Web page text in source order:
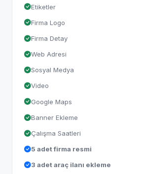
Etiketler
Firma Logo
Firma Detay
Web Adresi
Sosyal Medya
Video
Google Maps
Banner Ekleme
Çalışma Saatleri
5 adet firma resmi
3 adet araç ilanı ekleme